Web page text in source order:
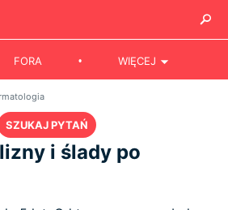
FORA WIĘCEJ
SZUKAJ PYTAŃ
i ślady po